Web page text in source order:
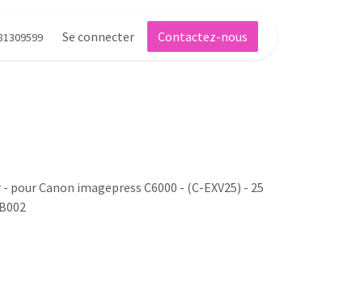
Se connecter Contactez-nous
Canon imagepress C6000 - (C-EXV25) - 25